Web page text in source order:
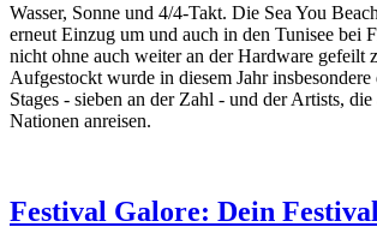
Wasser, Sonne und 4/4-Takt. Die Sea You
erneut Einzug um und auch in den Tunisee bei
nicht ohne auch weiter an der Hardware gefeilt
Aufgestockt wurde in diesem Jahr insbesondere
Stages - sieben an der Zahl - und der Artists, die
Nationen anreisen.
Festival Galore: Dein